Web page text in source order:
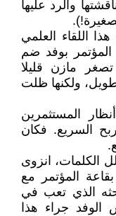
والرد عليها
اللقاء العلمي
المؤتمر بوفد ضم
مازن قليلا
ولكنها ظلت
المستثمرين
السريع. فكان
الكلمات، انزوى
المؤتمر مع
الذي تعب في
الوفد جراء هذا